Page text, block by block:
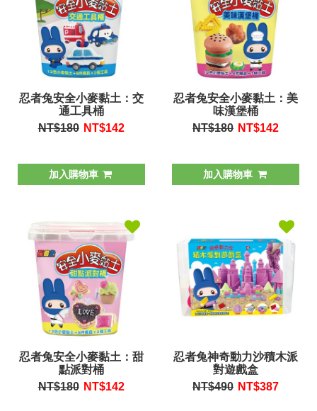
忍者兔安全小麥黏土：交
通工具桶
NT$180 NT$142
加入購物車
忍者兔安全小麥黏土：美
味漢堡桶
NT$180 NT$142
加入購物車
忍者兔安全小麥黏土：甜
點派對桶
NT$180 NT$142
忍者兔神奇動力沙積木派
對遊戲盒
NT$490 NT$387